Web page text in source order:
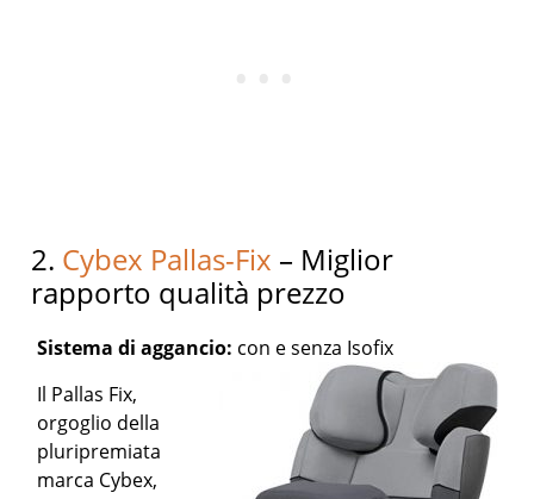
2. Cybex Pallas-Fix – Miglior
rapporto qualità prezzo
Sistema di aggancio: con e senza Isofix
Il Pallas Fix,
orgoglio della
pluripremiata
marca Cybex,